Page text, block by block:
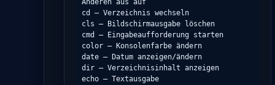
Anderen aus auf
cd – Verzeichnis wechseln
cls – Bildschirmausgabe löschen
cmd – Eingabeaufforderung starten
color – Konsolenfarbe ändern
date – Datum anzeigen/ändern
dir – Verzeichnisinhalt anzeigen
echo – Textausgabe